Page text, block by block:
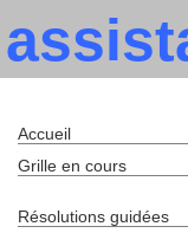
Accueil
Grille en cours
Résolutions guidées